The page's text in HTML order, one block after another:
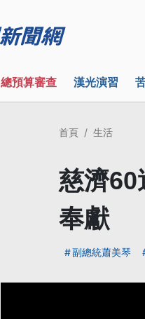
總預算審查 漢光演習
首頁 生活
慈濟60
奉獻
副總統蕭美琴